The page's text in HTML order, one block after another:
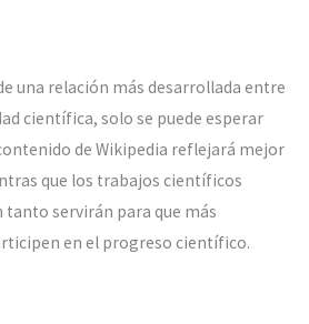
una relación más desarrollada entre
científica, solo se puede esperar
de Wikipedia reflejará mejor
que los trabajos científicos
tanto servirán para que más
en el progreso científico.